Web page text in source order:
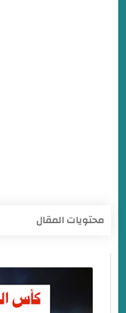
محتويات المقال
موعد مباراة
للأندية
ما هو توقيت